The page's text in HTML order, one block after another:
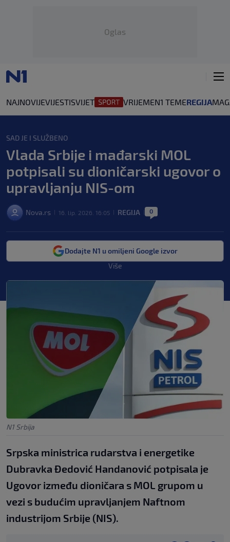
Oglas
NAJNOVIJEVIJESTISVIJET VRIJEMEN1 TEMEREGIJA
SAD JE I SLUŽBENO
Vlada Srbije i mađarski MOL
potpisali su dioničarski ugovor o
upravljanju NIS-om
Nova.rs 16. lip. 2026. 16:05 REGIJA 0
Dodajte N1 u omiljeni Google izvor
Više
N1 Srbija
Srpska ministrica rudarstva i energetike
Dubravka Đedović Handanović potpisala je
Ugovor između dioničara s MOL grupom u
vezi s budućim upravljanjem Naftnom
industrijom Srbije (NIS).